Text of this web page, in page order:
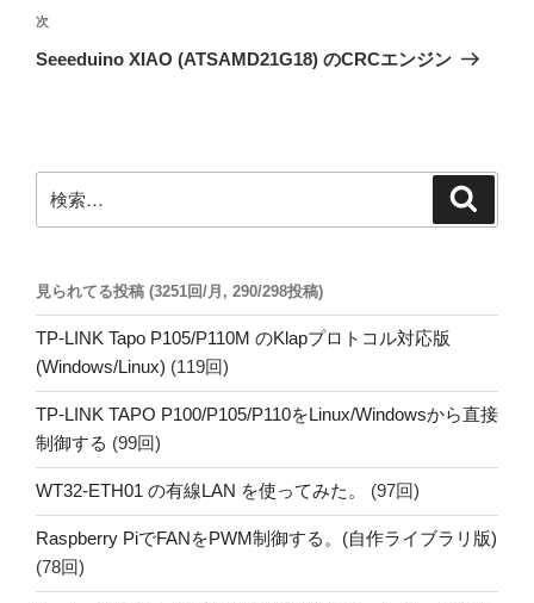
ビ
ゲ
ン
稿
次
の
次
Seeeduino XIAO (ATSAMD21G18) のCRCエンジン
索:
見られてる投稿 (3251回/月, 290/298投稿)
TP-LINK Tapo P105/P110M のKlapプロトコル対応版
(Windows/Linux) (119回)
TP-LINK TAPO P100/P105/P110をLinux/Windowsから直接
制御する (99回)
WT32-ETH01 の有線LAN を使ってみた。 (97回)
Raspberry PiでFANをPWM制御する。(自作ライブラリ版)
(78回)